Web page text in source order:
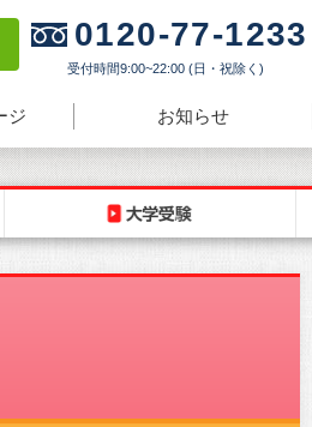
0120-77-1233
受付時間9:00~22:00 (日・祝除く)
ジ お知らせ